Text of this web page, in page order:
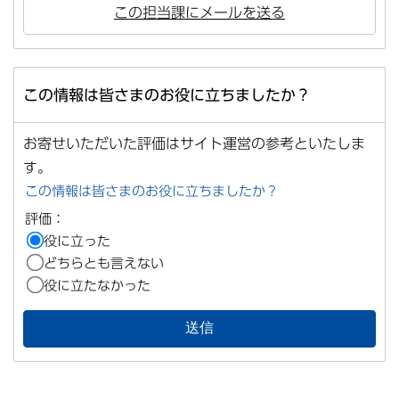
この担当課にメールを送る
この情報は皆さまのお役に立ちましたか？
お寄せいただいた評価はサイト運営の参考といたしま
す。
この情報は皆さまのお役に立ちましたか？
評価：
役に立った
どちらとも言えない
役に立たなかった